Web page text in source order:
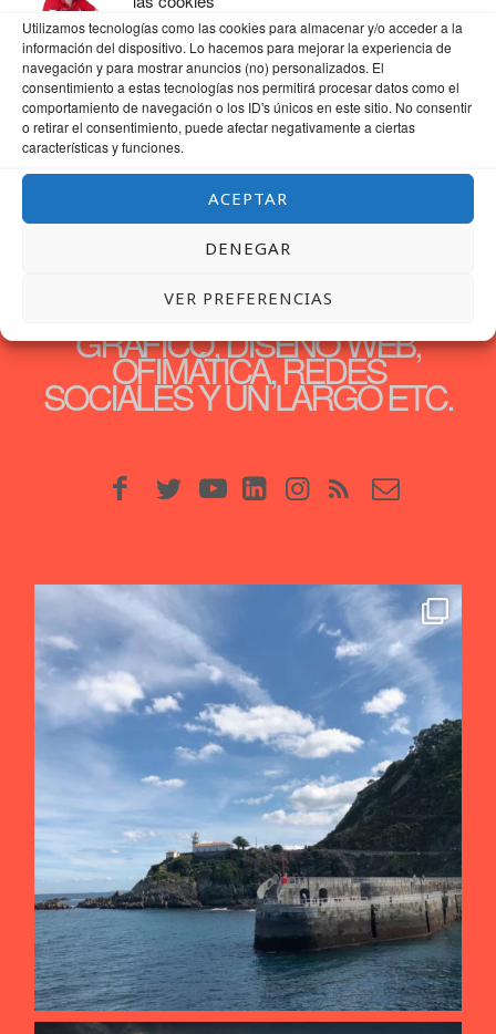
Utilizamos tecnologías como las cookies para almacenar y/o acceder a la
información del dispositivo. Lo hacemos para mejorar la experiencia de
navegación y para mostrar anuncios (no) personalizados. El
consentimiento a estas tecnologías nos permitirá procesar datos como el
comportamiento de navegación o los ID's únicos en este sitio. No consentir
o retirar el consentimiento, puede afectar negativamente a ciertas
características y funciones.
ACEPTAR
DENEGAR
VER PREFERENCIAS
30 AÑOS DEDICADOS A LA
FORMACIÓN, SERÁ POR
TEMAS, DESDE DISEÑO
GRÁFICO, DISEÑO WEB,
OFIMÁTICA, REDES
SOCIALES Y UN LARGO ETC.